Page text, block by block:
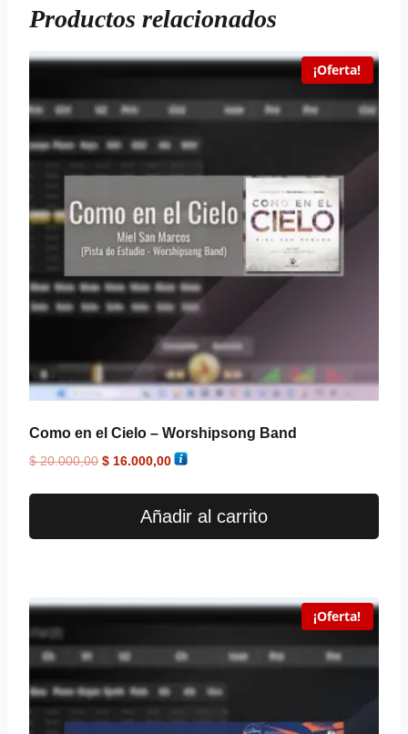
Productos relacionados
¡Oferta!
Como en el Cielo – Worshipsong Band
$20.000,00 $ 16.000,00
Añadir al carrito
¡Oferta!